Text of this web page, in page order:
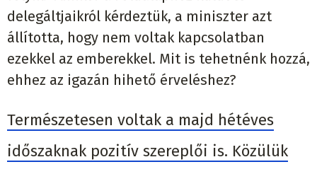
delegáltjaikról kérdeztük, a miniszter azt
állította, hogy nem voltak kapcsolatban
ezekkel az emberekkel. Mit is tehetnénk hozzá,
ehhez az igazán hihető érveléshez?
Természetesen voltak a majd hétéves
időszaknak pozitív szereplői is. Közülük